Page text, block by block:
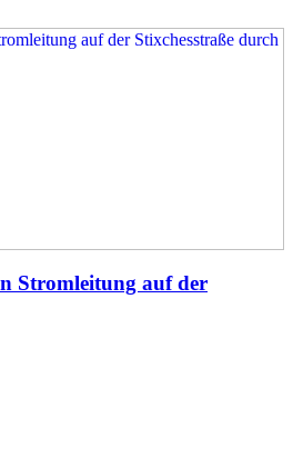
Stromleitung auf der